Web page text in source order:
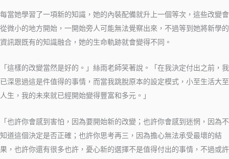
每當她學習了一項新的知識，她的內裝配備就升上一個等次，這些改變會
從微小的地方開始，一開始旁人可能無法覺察出來，不過等到她將新學的
資訊跟既有的知識融合，她的生命軌跡就會變得不同。
「這樣的改變當然是好的。」絲雨老師笑著說。「在我決定付出之前，我
已深思過這是件值得的事情，而當我跳脫原本的設定模式，小至生活大至
人生，我的未來就已經開始變得豐富和多元。」
「也許你會感到害怕，因為要開始新的改變；也許你會感到迷惘，因為不
知道這個決定是否正確；也許你思考再三，因為擔心無法承受最壞的結
果，也許你還有很多也許，憂心新的選擇不是值得付出的事情，不過或許